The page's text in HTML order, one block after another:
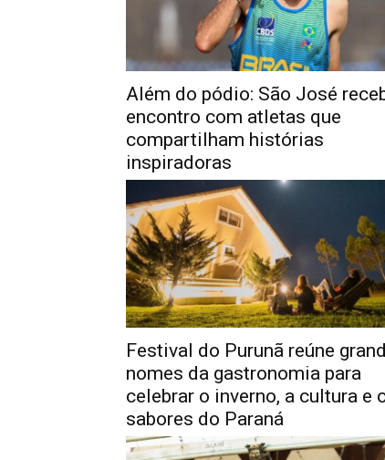
Além do pódio: São José
encontro com atletas que
compartilham histórias
inspiradoras
Festival do Purunã reúne
nomes da gastronomia para
celebrar o inverno, a cultura e
sabores do Paraná